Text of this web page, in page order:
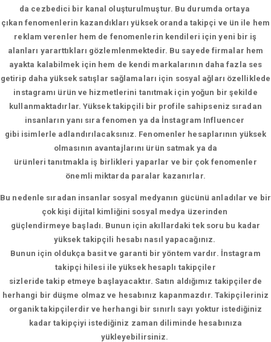
da cezbedici bir kanal oluşturulmuştur. Bu durumda ortaya
çıkan fenomenlerin kazandıkları yüksek oranda takipçi ve ün ile hem
reklam verenler hem de fenomenlerin kendileri için yeni bir iş
alanları yararttıkları gözlemlenmektedir. Bu sayede firmalar hem
ayakta kalabilmek için hem de kendi markalarının daha fazla ses
getirip daha yüksek satışlar sağlamaları için sosyal ağları özelliklede
instagramı ürün ve hizmetlerini tanıtmak için yoğun bir şekilde
kullanmaktadırlar. Yüksek takipçili bir profile sahipseniz sıradan
insanların yanı sıra fenomen ya da İnstagram Influencer
gibi isimlerle adlandırılacaksınız. Fenomenler hesaplarının yüksek
olmasının avantajlarını ürün satmak ya da
ürünleri tanıtmakla iş birlikleri yaparlar ve bir çok fenomenler
önemli miktarda paralar kazanırlar.
Bu nedenle sıradan insanlar sosyal medyanın gücünü anladılar ve bir
çok kişi dijital kimliğini sosyal medya üzerinden
güçlendirmeye başladı. Bunun için akıllardaki tek soru bu kadar
yüksek takipçili hesabı nasıl yapacağınız.
Bunun için oldukça basit ve garanti bir yöntem vardır. İnstagram
takipçi hilesi ile yüksek hesaplı takipçiler
sizleride takip etmeye başlayacaktır. Satın aldığımız takipçilerde
herhangi bir düşme olmaz ve hesabınız kapanmazdır. Takipçileriniz
organik takipçilerdir ve herhangi bir sınırlı sayı yoktur istediğiniz
kadar takipçiyi istediğiniz zaman diliminde hesabınıza
yükleyebilirsiniz.